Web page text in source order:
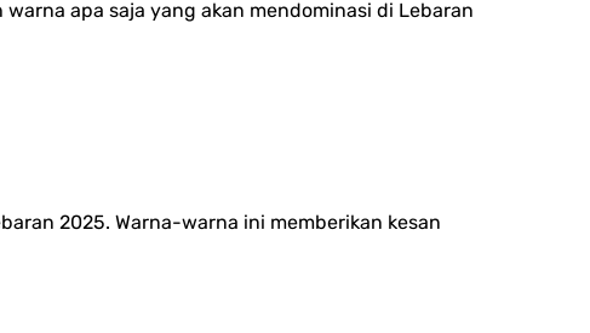
apa saja yang akan mendominasi di Lebaran
2025. Warna-warna ini memberikan kesan